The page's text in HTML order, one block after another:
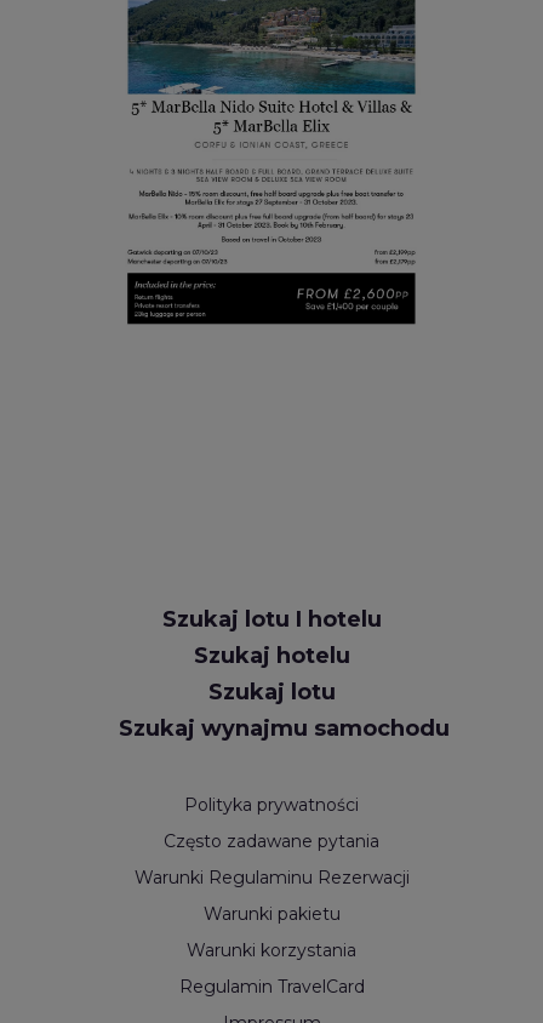
Szukaj lotu I hotelu
Szukaj hotelu
Szukaj lotu
Szukaj wynajmu samochodu
Polityka prywatności
Często zadawane pytania
Warunki Regulaminu Rezerwacji
Warunki pakietu
Warunki korzystania
Regulamin TravelCard